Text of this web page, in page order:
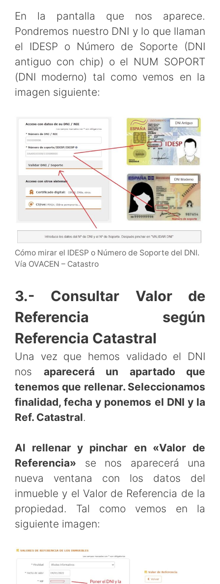
En la pantalla que nos aparece.
Pondremos nuestro DNI y lo que llaman
el IDESP o Número de Soporte (DNI
antiguo con chip) o el NUM SOPORT
(DNI moderno) tal como vemos en la
imagen siguiente:
Cómo mirar el IDESP o Número de Soporte del DNI.
Vía OVACEN – Catastro
3.- Consultar Valor de
Referencia según
Referencia Catastral
Una vez que hemos validado el DNI
nos aparecerá un apartado que
tenemos que rellenar. Seleccionamos
finalidad, fecha y ponemos el DNI y la
Ref. Catastral.
Al rellenar y pinchar en «Valor de
Referencia» se nos aparecerá una
nueva ventana con los datos del
inmueble y el Valor de Referencia de la
propiedad. Tal como vemos en la
siguiente imagen: